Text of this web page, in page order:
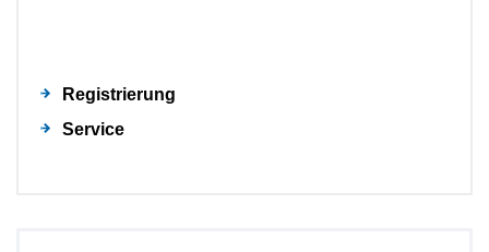
Registrierung
Service